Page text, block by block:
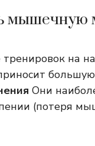
мышечную
тренировок на
Они
(потеря